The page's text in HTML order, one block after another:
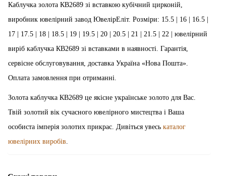
Каблучка золота КВ2689 зі вставкою кубічний цирконій,
виробник ювелірний завод ЮвелірЕліт. Розміри: 15.5 | 16 | 16.5 |
17 | 17.5 | 18 | 18.5 | 19 | 19.5 | 20 | 20.5 | 21 | 21.5 | 22 | ювелірний
виріб каблучка КВ2689 зі вставками в наявності. Гарантія,
сервісне обслуговування, доставка Україна «Нова Пошта».
Оплата замовлення при отриманні.
Золота каблучка КВ2689 це якісне українське золото для Вас.
Твій золотий вік сучасного ювелірного мистецтва і Ваша
особиста імперія золотих прикрас. Дивіться увесь каталог
ювелірних виробів